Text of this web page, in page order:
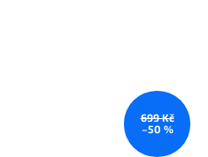
699 Kč
–50 %